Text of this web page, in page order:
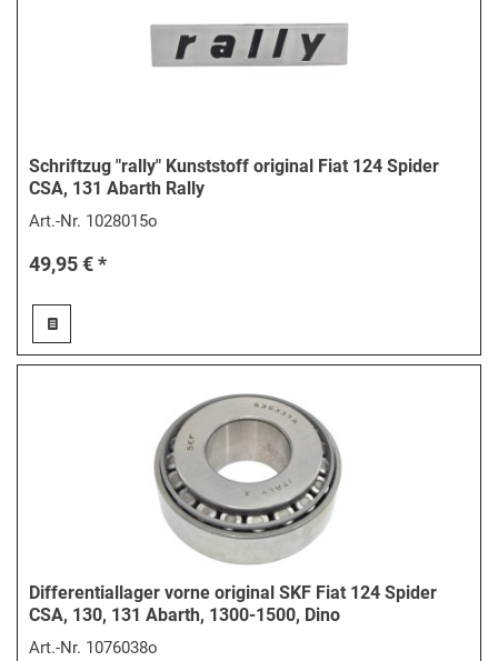
Schriftzug "rally" Kunststoff original Fiat 124 Spider
CSA, 131 Abarth Rally
Art.-Nr. 1028015o
49,95 € *
Differentiallager vorne original SKF Fiat 124 Spider
CSA, 130, 131 Abarth, 1300-1500, Dino
Art.-Nr. 1076038o